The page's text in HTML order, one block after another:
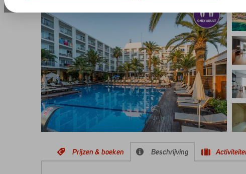
Prijzen & boeken Beschrijving